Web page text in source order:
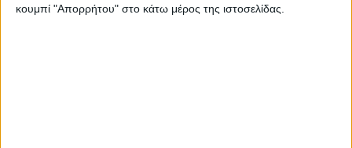
κουμπί "Απορρήτου" στο κάτω μέρος της ιστοσελίδας.